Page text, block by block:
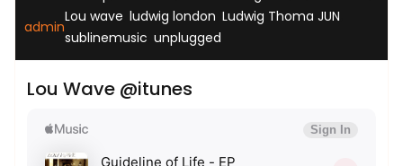
admin
Lou wave ludwig london Ludwig Thoma JUN
sublinemusic unplugged
Lou Wave @itunes